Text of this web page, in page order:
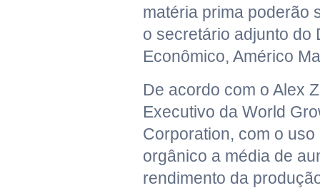
matéria prima poderão
o secretário adjunto do
Econômico, Américo
De acordo com o Alex
Executivo da World
Corporation, com o
orgânico a média de
rendimento da